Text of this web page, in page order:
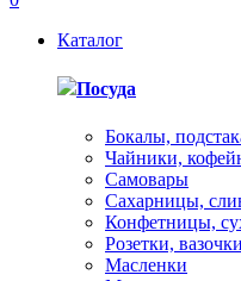
Каталог
Посуда
Бокалы,
Чайники,
Самовары
Сахарницы,
Конфетницы,
Розетки,
Масленки